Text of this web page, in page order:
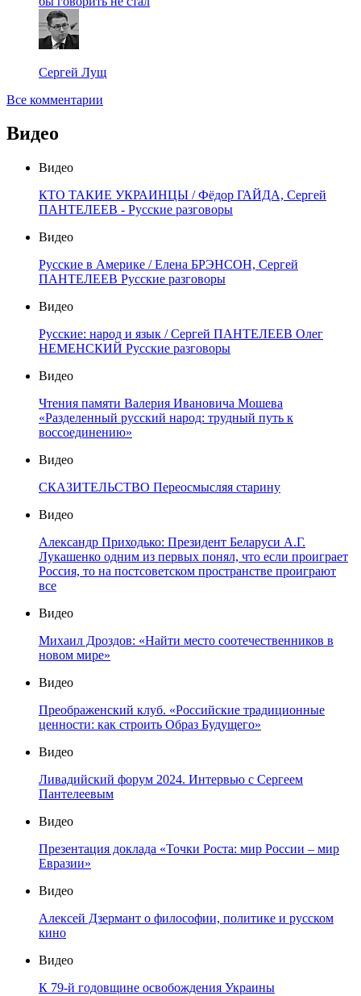
Сергей Лущ
Все комментарии
Видео
Видео
КТО ТАКИЕ УКРАИНЦЫ / Фёдор ГАЙДА, Сергей
ПАНТЕЛЕЕВ - Русские разговоры
Видео
Русские в Америке / Елена БРЭНСОН, Сергей
ПАНТЕЛЕЕВ Русские разговоры
Видео
Русские: народ и язык / Сергей ПАНТЕЛЕЕВ Олег
НЕМЕНСКИЙ Русские разговоры
Видео
Чтения памяти Валерия Ивановича Мошева
«Разделенный русский народ: трудный путь к
воссоединению»
Видео
СКАЗИТЕЛЬСТВО Переосмысляя старину
Видео
Александр Приходько: Президент Беларуси А.Г.
Лукашенко одним из первых понял, что если проиграет
Россия, то на постсоветском пространстве проиграют
все
Видео
Михаил Дроздов: «Найти место соотечественников в
новом мире»
Видео
Преображенский клуб. «Российские традиционные
ценности: как строить Образ Будущего»
Видео
Ливадийский форум 2024. Интервью с Сергеем
Пантелеевым
Видео
Презентация доклада «Точки Роста: мир России – мир
Евразии»
Видео
Алексей Дзермант о философии, политике и русском
кино
Видео
К 79-й годовщине освобождения Украины